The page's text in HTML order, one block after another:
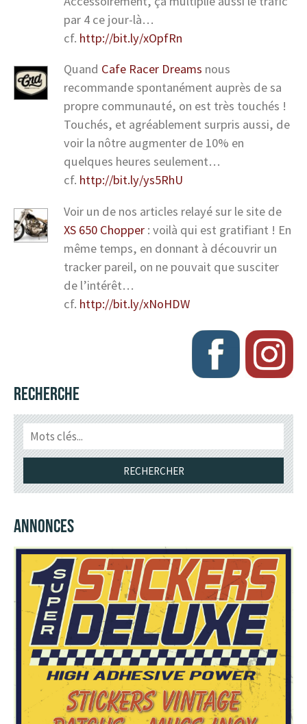
par 4 ce jour-là…
cf. http://bit.ly/xOpfRn
Quand Cafe Racer Dreams nous
recommande spontanément auprès de sa
propre communauté, on est très touchés !
Touchés, et agréablement surpris aussi, de
voir la nôtre augmenter de 10% en
quelques heures seulement…
cf. http://bit.ly/ys5RhU
Voir un de nos articles relayé sur le site de
XS 650 Chopper : voilà qui est gratifiant ! En
même temps, en donnant à découvrir un
tracker pareil, on ne pouvait que susciter
de l’intérêt…
cf. http://bit.ly/xNoHDW
RECHERCHE
ANNONCES